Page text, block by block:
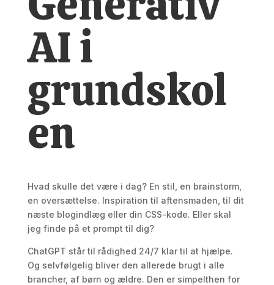
AI i
grundskol
en
Hvad skulle det være i dag? En stil, en brainstorm,
en oversættelse. Inspiration til aftensmaden, til dit
næste blogindlæg eller din CSS-kode. Eller skal
jeg finde på et prompt til dig?
ChatGPT står til rådighed 24/7 klar til at hjælpe.
Og selvfølgelig bliver den allerede brugt i alle
brancher, af børn og ældre. Den er simpelthen for